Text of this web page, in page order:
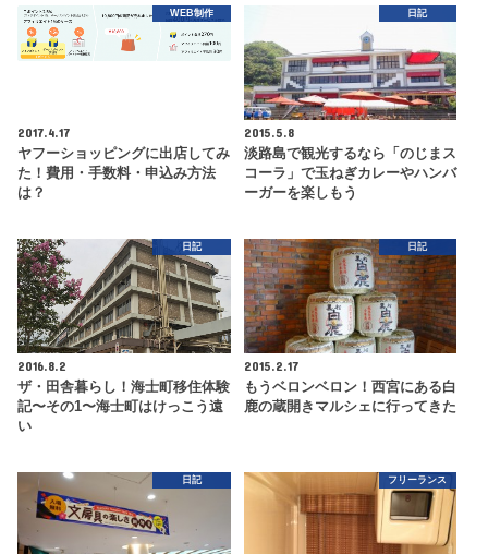
WEB制作
2017.4.17
ヤフーショッピングに出店してみ
た！費用・手数料・申込み方法
は？
日記
2015.5.8
淡路島で観光するなら「のじまス
コーラ」で玉ねぎカレーやハンバ
ーガーを楽しもう
日記
2016.8.2
ザ・田舎暮らし！海士町移住体験
記〜その1〜海士町はけっこう遠
い
日記
2015.2.17
もうベロンベロン！西宮にある白
鹿の蔵開きマルシェに行ってきた
日記 フリーランス